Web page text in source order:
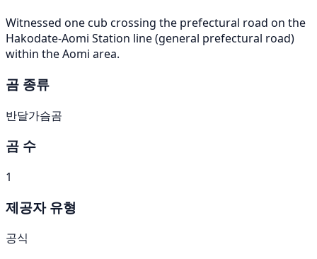
Witnessed one cub crossing the prefectural road on the
Hakodate-Aomi Station line (general prefectural road)
within the Aomi area.
곰 종류
반달가슴곰
곰 수
1
제공자 유형
공식